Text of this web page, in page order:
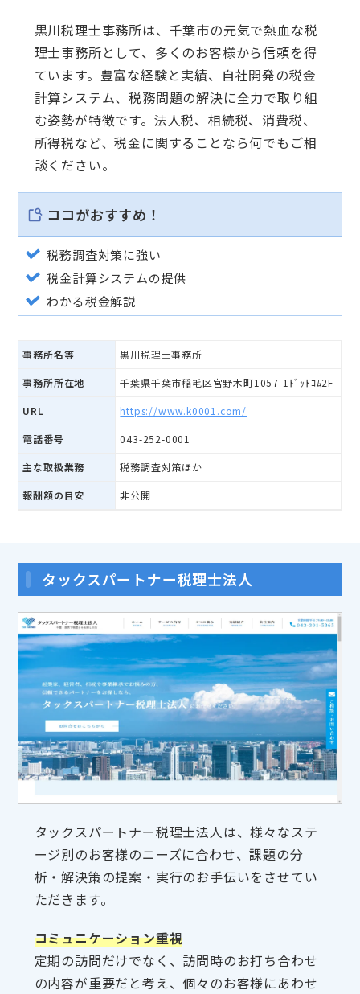
黒川税理士事務所は、千葉市の元気で熱血な税
理士事務所として、多くのお客様から信頼を得
ています。豊富な経験と実績、自社開発の税金
計算システム、税務問題の解決に全力で取り組
む姿勢が特徴です。法人税、相続税、消費税、
所得税など、税金に関することなら何でもご相
談ください。
ココがおすすめ！
税務調査対策に強い
税金計算システムの提供
わかる税金解説
事務所名等 黒川税理士事務所
事務所所在地 千葉県千葉市稲毛区宮野木町1057-1ﾄﾞｯﾄｺﾑ2F
URL https://www.k0001.com/
電話番号 043-252-0001
主な取扱業務 税務調査対策ほか
報酬額の目安 非公開
タックスパートナー税理士法人
タックスパートナー税理士法人は、様々なステ
ージ別のお客様のニーズに合わせ、課題の分
析・解決策の提案・実行のお手伝いをさせてい
ただきます。
コミュニケーション重視
定期の訪問だけでなく、訪問時のお打ち合わせ
の内容が重要だと考え、個々のお客様にあわせ